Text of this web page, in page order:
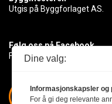
Utgis på Byggforlaget AS.
Følg oss på Facebook
Få med deg det siste innen
Dine valg:
Informasjonskapsler og
For å gi deg relevante